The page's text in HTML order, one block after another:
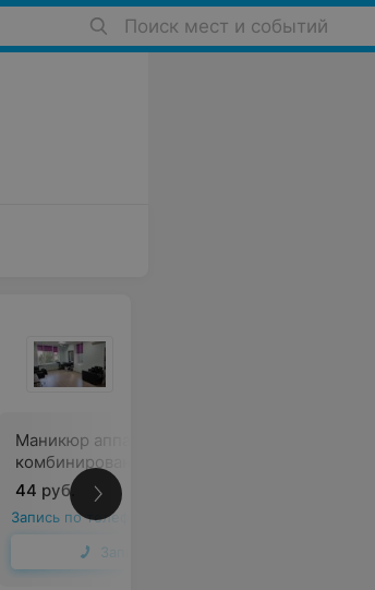
Поиск мест и событий
Маникюр аппаратный,
комбинированный
44 руб.
Запись по телефону
Записаться